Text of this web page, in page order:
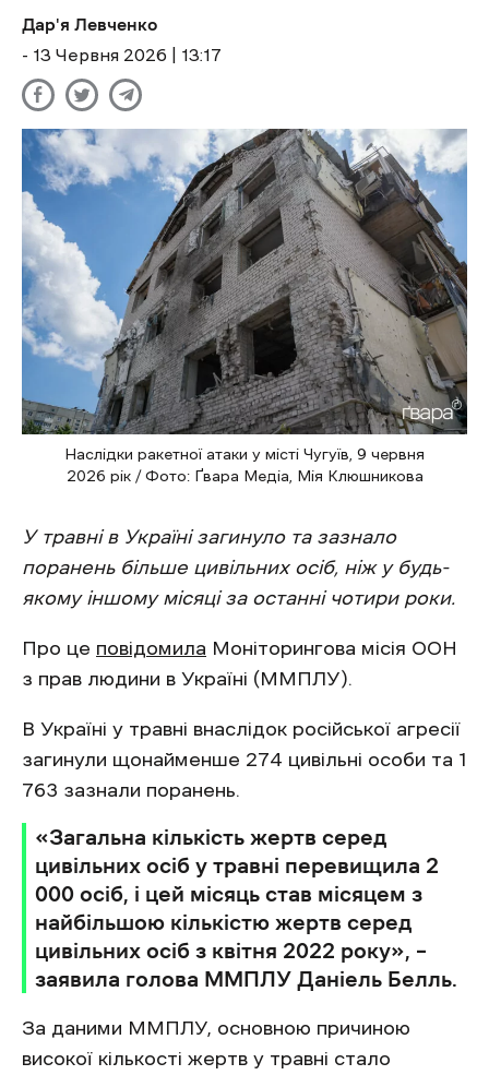
Дар'я Левченко
- 13 Червня 2026 | 13:17
Наслідки ракетної атаки у місті Чугуїв, 9 червня
2026 рік / Фото: Ґвара Медіа, Мія Клюшникова
У травні в Україні загинуло та зазнало
поранень більше цивільних осіб, ніж у будь-
якому іншому місяці за останні чотири роки.
Про це повідомила Моніторингова місія ООН
з прав людини в Україні (ММПЛУ).
В Україні у травні внаслідок російської агресії
загинули щонайменше 274 цивільні особи та 1
763 зазнали поранень.
«Загальна кількість жертв серед
цивільних осіб у травні перевищила 2
000 осіб, і цей місяць став місяцем з
найбільшою кількістю жертв серед
цивільних осіб з квітня 2022 року», –
заявила голова ММПЛУ Даніель Белль.
За даними ММПЛУ, основною причиною
високої кількості жертв у травні стало